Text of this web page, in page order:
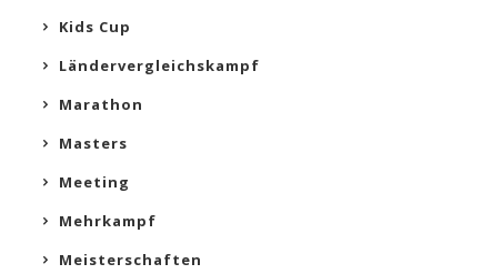
Kids Cup
Ländervergleichskampf
Marathon
Masters
Meeting
Mehrkampf
Meisterschaften